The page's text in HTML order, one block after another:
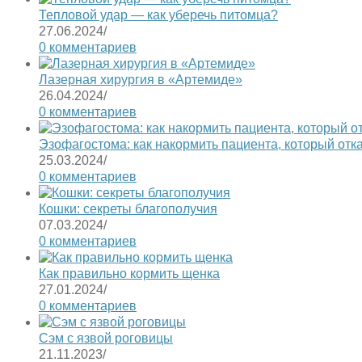
Тепловой удар — как уберечь питомца?
27.06.2024/
0 комментариев
Лазерная хирургия в «Артемиде»
26.04.2024/
0 комментариев
Эзофагостома: как накормить пациента, который
25.03.2024/
0 комментариев
Кошки: секреты благополучия
07.03.2024/
0 комментариев
Как правильно кормить щенка
27.01.2024/
0 комментариев
Сэм с язвой роговицы
21.11.2023/